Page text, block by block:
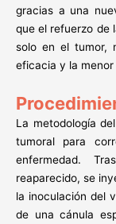
gracias a una
que el refuerzo de
solo en el tumor,
eficacia y la menor
La metodología
tumoral para
enfermedad.
reaparecido, se
la inoculación del
de una cánula